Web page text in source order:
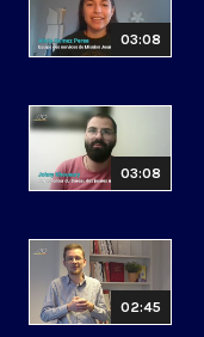
03:08
03:08
02:45